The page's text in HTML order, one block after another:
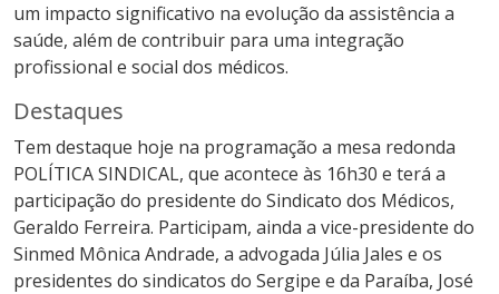
um impacto significativo na evolução da assistência a
saúde, além de contribuir para uma integração
profissional e social dos médicos.
Destaques
Tem destaque hoje na programação a mesa redonda
POLÍTICA SINDICAL, que acontece às 16h30 e terá a
participação do presidente do Sindicato dos Médicos,
Geraldo Ferreira. Participam, ainda a vice-presidente do
Sinmed Mônica Andrade, a advogada Júlia Jales e os
presidentes do sindicatos do Sergipe e da Paraíba, José